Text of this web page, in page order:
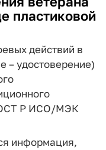
пластиковой
действий в
– удостоверение)
Р ИСО/МЭК
информация,